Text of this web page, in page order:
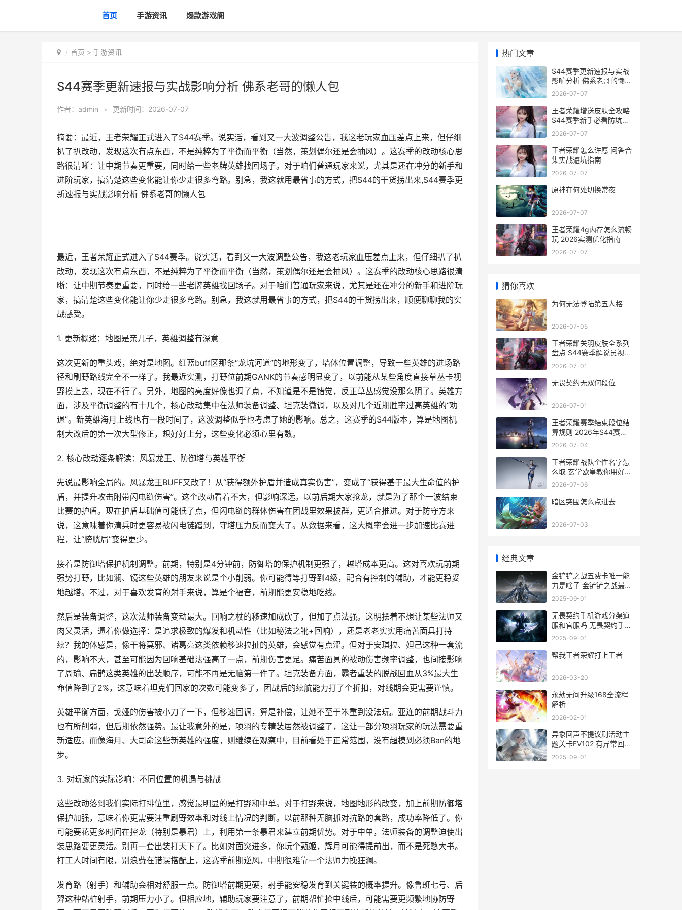
首页 手游资讯 爆款游戏阁
首页 > 手游资讯
S44赛季更新速报与实战影响分析 佛系老哥的懒人包
作者： admin • 更新时间：2026-07-07
摘要：最近，王者荣耀正式进入了S44赛季。说实话，看到又一大波调整公告，我这老玩家血压差点上来，但仔细
扒了扒改动，发现这次有点东西，不是纯粹为了平衡而平衡（当然，策划偶尔还是会抽风）。这赛季的改动核心思
路很清晰：让中期节奏更重要，同时给一些老牌英雄找回场子。对于咱们普通玩家来说，尤其是还在冲分的新手和
进阶玩家，搞清楚这些变化能让你少走很多弯路。别急，我这就用最省事的方式，把S44的干货捞出来,S44赛季更
新速报与实战影响分析 佛系老哥的懒人包
最近，王者荣耀正式进入了S44赛季。说实话，看到又一大波调整公告，我这老玩家血压差点上来，但仔细扒了扒
改动，发现这次有点东西，不是纯粹为了平衡而平衡（当然，策划偶尔还是会抽风）。这赛季的改动核心思路很清
晰：让中期节奏更重要，同时给一些老牌英雄找回场子。对于咱们普通玩家来说，尤其是还在冲分的新手和进阶玩
家，搞清楚这些变化能让你少走很多弯路。别急，我这就用最省事的方式，把S44的干货捞出来，顺便聊聊我的实
战感受。
1. 更新概述：地图是亲儿子，英雄调整有深意
这次更新的重头戏，绝对是地图。红蓝buff区那条“龙坑河道”的地形变了，墙体位置调整，导致一些英雄的进场路
径和刷野路线完全不一样了。我最近实测，打野位前期GANK的节奏感明显变了，以前能从某些角度直接草丛卡视
野摸上去，现在不行了。另外，地图的亮度好像也调了点，不知道是不是错觉，反正草丛感觉没那么阴了。英雄方
面，涉及平衡调整的有十几个，核心改动集中在法师装备调整、坦克装微调，以及对几个近期胜率过高英雄的“劝
退”。新英雄海月上线也有一段时间了，这波调整似乎也考虑了她的影响。总之，这赛季的S44版本，算是地图机
制大改后的第一次大型修正，想好好上分，这些变化必须心里有数。
2. 核心改动逐条解读：风暴龙王、防御塔与英雄平衡
先说最影响全局的。风暴龙王BUFF又改了！从“获得额外护盾并造成真实伤害”，变成了“获得基于最大生命值的护
盾，并提升攻击附带闪电链伤害”。这个改动看着不大，但影响深远。以前后期大家抢龙，就是为了那个一波结束
比赛的护盾。现在护盾基础值可能低了点，但闪电链的群体伤害在团战里效果拔群，更适合推进。对于防守方来
说，这意味着你清兵时更容易被闪电链蹭到，守塔压力反而变大了。从数据来看，这大概率会进一步加速比赛进
程，让“膀胱局”变得更少。
接着是防御塔保护机制调整。前期，特别是4分钟前，防御塔的保护机制更强了，越塔成本更高。这对喜欢玩前期
强势打野，比如澜、镜这些英雄的朋友来说是个小削弱。你可能得等打野到4级，配合有控制的辅助，才能更稳妥
地越塔。不过，对于喜欢发育的射手来说，算是个福音，前期能更安稳地吃线。
然后是装备调整，这次法师装备变动最大。回响之杖的移速加成砍了，但加了点法强。这明摆着不想让某些法师又
肉又灵活，逼着你做选择：是追求极致的爆发和机动性（比如秘法之靴+回响），还是老老实实用痛苦面具打持
续？我的体感是，像干将莫邪、诸葛亮这类依赖移速拉扯的英雄，会感觉有点涩。但对于安琪拉、妲己这种一套流
的，影响不大，甚至可能因为回响基础法强高了一点，前期伤害更足。痛苦面具的被动伤害频率调整，也间接影响
了周瑜、扁鹊这类英雄的出装顺序，可能不再是无脑第一件了。坦克装备方面，霸者重装的脱战回血从3%最大生
命值降到了2%，这意味着坦克们回家的次数可能变多了，团战后的续航能力打了个折扣，对线期会更需要谨慎。
英雄平衡方面，戈娅的伤害被小刀了一下，但移速回调，算是补偿，让她不至于笨重到没法玩。亚连的前期战斗力
也有所削弱，但后期依然强势。最让我意外的是，项羽的专精装居然被调整了，这让一部分项羽玩家的玩法需要重
新适应。而像海月、大司命这些新英雄的强度，则继续在观察中，目前看处于正常范围，没有超模到必须Ban的地
步。
3. 对玩家的实际影响：不同位置的机遇与挑战
这些改动落到我们实际打排位里，感觉最明显的是打野和中单。对于打野来说，地图地形的改变，加上前期防御塔
保护加强，意味着你更需要注重刷野效率和对线上情况的判断。以前那种无脑抓对抗路的套路，成功率降低了。你
可能要花更多时间在控龙（特别是暴君）上，利用第一条暴君来建立前期优势。对于中单，法师装备的调整迫使出
装思路要更灵活。别再一套出装打天下了。比如对面突进多，你玩个甄姬，辉月可能得提前出，而不是死憋大书。
打工人时间有限，别浪费在错误搭配上，这赛季前期逆风，中期很难靠一个法师力挽狂澜。
发育路（射手）和辅助会相对舒服一点。防御塔前期更硬，射手能安稳发育到关键装的概率提升。像鲁班七号、后
羿这种站桩射手，前期压力小了。但相应地，辅助玩家要注意了，前期帮忙抢中线后，可能需要更频繁地协防野
热门文章
S44赛季更新速报与实战
影响分析 佛系老哥的懒人
包
2026-07-07
王者荣耀增送皮肤全攻略
S44赛季新手必看防坑指
南
2026-07-07
王者荣耀怎么许愿 问答合
集实战避坑指南
2026-07-07
原神在何处切换常夜
2026-07-07
王者荣耀4g内存怎么流畅
玩 2026实测优化指南
2026-07-07
猜你喜欢
为何无法登陆第五人格
2026-07-05
王者荣耀关羽皮肤全系列
盘点 S44赛季解说员视角
深度解读
2026-07-01
无畏契约无双何段位
2026-07-01
王者荣耀赛季结束段位结
算规则 2026年S44赛季
实战详解
2026-07-04
王者荣耀战队个性名字怎
么取 玄学欧皇教你用好名
字赢在起跑线
2026-07-06
暗区突围怎么点进去
2026-07-03
经典文章
金铲铲之战五费卡唯一能
力是啥子 金铲铲之战最强
五费
2025-09-01
无畏契约手机游戏分渠道
服和官服吗 无畏契约手机
游戏跟端游互通吗
2025-09-01
帮我王者荣耀打上王者
2026-03-20
永劫无间升级168全流程
解析
2026-02-01
异象回声不提议刷活动主
题关卡FV102 有异常回声
是什么原因
2025-09-01